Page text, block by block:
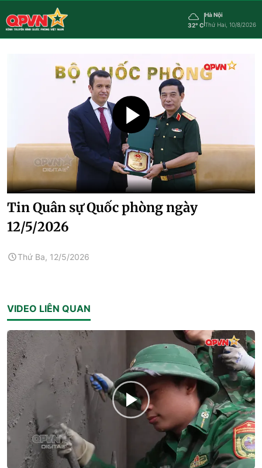
32° C
Hà Nội
Thứ Hai, 10/8/2026
Tin Quân sự Quốc phòng ngày
12/5/2026
Thứ Ba, 12/5/2026
VIDEO LIÊN QUAN